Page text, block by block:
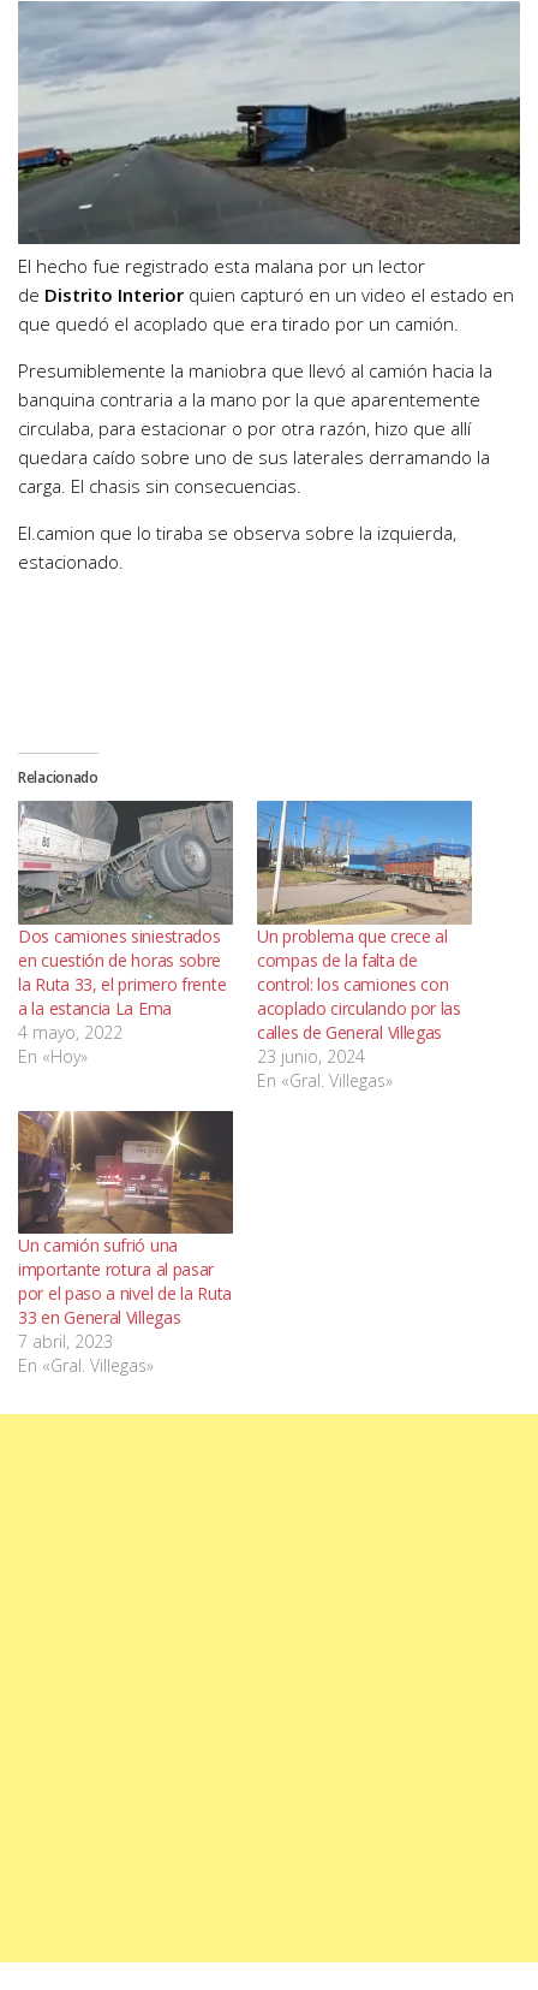
El hecho fue registrado esta malana por un lector
de Distrito Interior quien capturó en un video el estado en
que quedó el acoplado que era tirado por un camión.
Presumiblemente la maniobra que llevó al camión hacia la
banquina contraria a la mano por la que aparentemente
circulaba, para estacionar o por otra razón, hizo que allí
quedara caído sobre uno de sus laterales derramando la
carga. El chasis sin consecuencias.
El.camion que lo tiraba se observa sobre la izquierda,
estacionado.
Relacionado
Dos camiones siniestrados
en cuestión de horas sobre
la Ruta 33, el primero frente
a la estancia La Ema
4 mayo, 2022
En «Hoy»
Un problema que crece al
compas de la falta de
control: los camiones con
acoplado circulando por las
calles de General Villegas
23 junio, 2024
En «Gral. Villegas»
Un camión sufrió una
importante rotura al pasar
por el paso a nivel de la Ruta
33 en General Villegas
7 abril, 2023
En «Gral. Villegas»